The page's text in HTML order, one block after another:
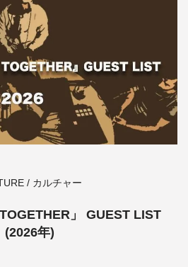
/ カルチャー
」 GUEST LIST
(2026年)